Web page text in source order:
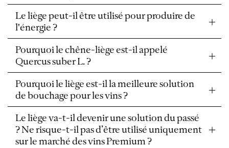
Le liège peut-il être utilisé pour produire de
l'énergie ?
Pourquoi le chêne-liège est-il appelé
Quercus suber L. ?
Pourquoi le liège est-il la meilleure solution
de bouchage pour les vins ?
Le liège va-t-il devenir une solution du passé
? Ne risque-t-il pas d’être utilisé uniquement
sur le marché des vins Premium ?